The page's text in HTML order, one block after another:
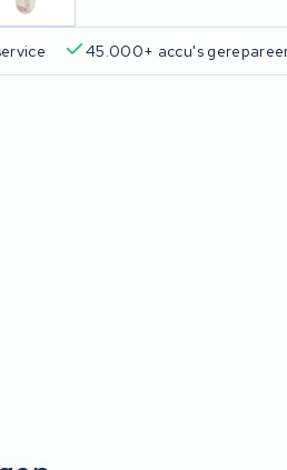
45.000+ accu's